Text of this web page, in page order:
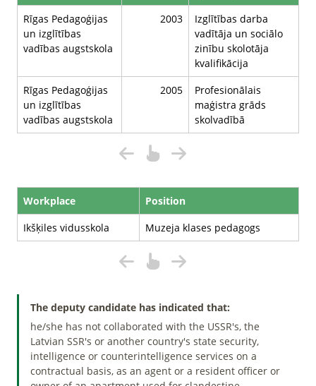
Rīgas Pedagoģijas
un izglītības
vadības augstskola
2003
Izglītības darba
vadītāja un sociālo
zinību skolotāja
kvalifikācija
Rīgas Pedagoģijas
un izglītības
vadības augstskola
2005
Profesionālais
maģistra grāds
skolvadībā
Workplace
Position
Ikšķiles vidusskola
Muzeja klases pedagogs
The deputy candidate has indicated that:
he/she has not collaborated with the USSR's, the
Latvian SSR's or another country's state security,
intelligence or counterintelligence services on a
contractual basis, as an agent or a resident officer or